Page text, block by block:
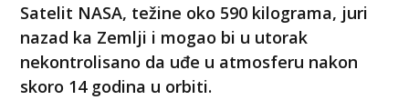
Satelit NASA, težine oko 590 kilograma, juri
nazad ka Zemlji i mogao bi u utorak
nekontrolisano da uđe u atmosferu nakon
skoro 14 godina u orbiti.